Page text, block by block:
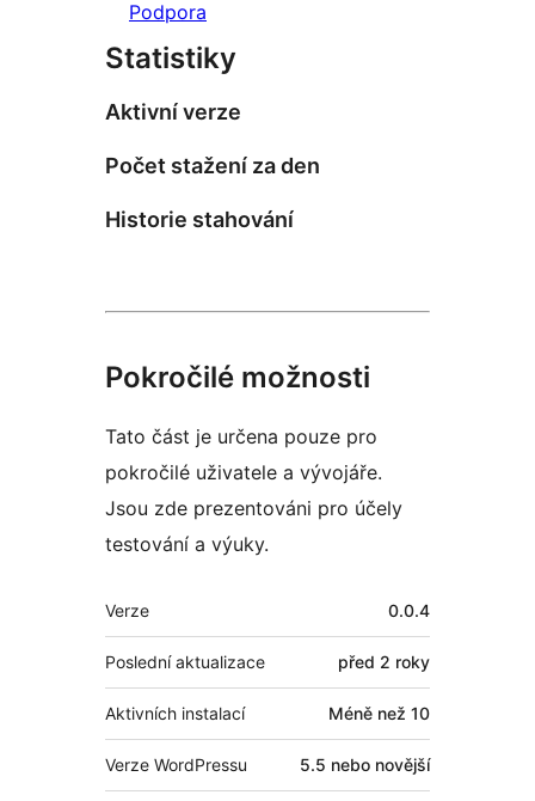
Podpora
Statistiky
Aktivní verze
Počet stažení za den
Historie stahování
Pokročilé možnosti
Tato část je určena pouze pro
pokročilé uživatele a vývojáře.
Jsou zde prezentováni pro účely
testování a výuky.
Meta
Verze 0.0.4
Poslední aktualizace před 2 roky
Aktivních instalací Méně než 10
Verze WordPressu 5.5 nebo novější